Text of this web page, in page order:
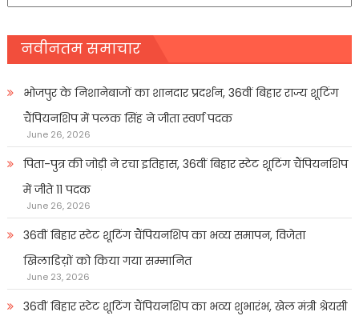
नवीनतम समाचार
भोजपुर के निशानेबाजों का शानदार प्रदर्शन, 36वीं बिहार राज्य शूटिंग
चैंपियनशिप में पलक सिंह ने जीता स्वर्ण पदक
June 26, 2026
पिता-पुत्र की जोड़ी ने रचा इतिहास, 36वीं बिहार स्टेट शूटिंग चैंपियनशिप
में जीते 11 पदक
June 26, 2026
36वीं बिहार स्टेट शूटिंग चैंपियनशिप का भव्य समापन, विजेता
खिलाडिय़ों को किया गया सम्मानित
June 23, 2026
36वीं बिहार स्टेट शूटिंग चैंपियनशिप का भव्य शुभारंभ, खेल मंत्री श्रेयसी